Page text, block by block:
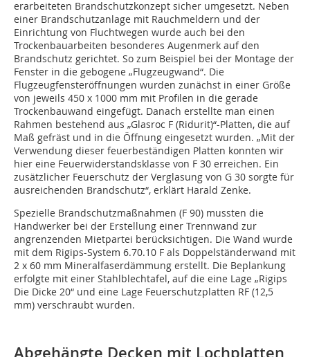
erarbeiteten Brandschutzkonzept sicher umgesetzt. Neben
einer Brandschutzanlage mit Rauchmeldern und der
Einrichtung von Fluchtwegen wurde auch bei den
Trockenbauarbeiten besonderes Augenmerk auf den
Brandschutz gerichtet. So zum Beispiel bei der Montage der
Fenster in die gebogene „Flugzeugwand“. Die
Flugzeugfensteröffnungen wurden zunächst in einer Größe
von jeweils 450 x 1000 mm mit Profilen in die gerade
Trockenbauwand eingefügt. Danach erstellte man einen
Rahmen bestehend aus „Glasroc F (Ridurit)“-Platten, die auf
Maß gefräst und in die Öffnung eingesetzt wurden. „Mit der
Verwendung dieser feuerbeständigen Platten konnten wir
hier eine Feuerwiderstandsklasse von F 30 erreichen. Ein
zusätzlicher Feuerschutz der Verglasung von G 30 sorgte für
ausreichenden Brandschutz“, erklärt Harald Zenke.
Spezielle Brandschutzmaßnahmen (F 90) mussten die
Handwerker bei der Erstellung einer Trennwand zur
angrenzenden Mietpartei berücksichtigen. Die Wand wurde
mit dem Rigips-System 6.70.10 F als Doppelständerwand mit
2 x 60 mm Mineralfaserdämmung erstellt. Die Beplankung
erfolgte mit einer Stahlblechtafel, auf die eine Lage „Rigips
Die Dicke 20“ und eine Lage Feuerschutzplatten RF (12,5
mm) verschraubt wurden.